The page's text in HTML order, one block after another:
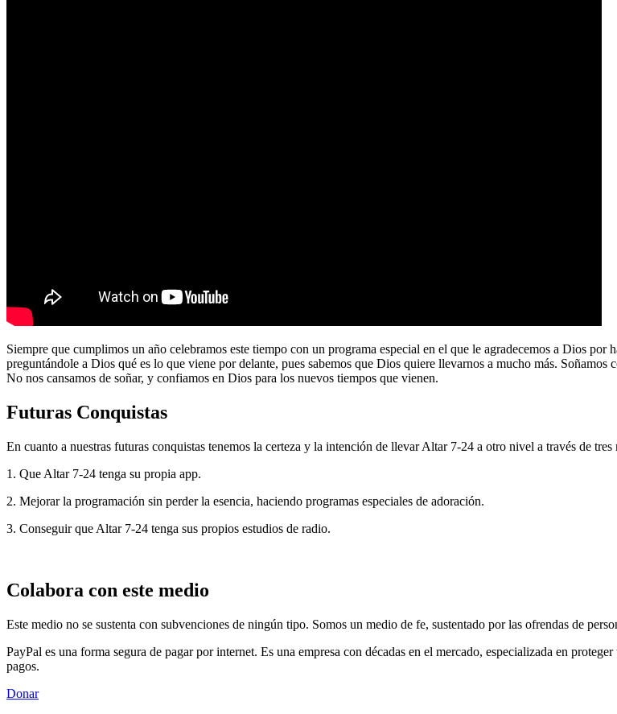
Siempre que cumplimos un año celebramos este tiempo con un programa especial en el que le agradecemos a Dios
preguntándole a Dios qué es lo que viene por delante, pues sabemos que Dios quiere llevarnos a mucho más.
No nos cansamos de soñar, y confiamos en Dios para los nuevos tiempos que vienen.
Futuras Conquistas
En cuanto a nuestras futuras conquistas tenemos la certeza y la intención de llevar Altar 7-24 a otro nivel a través de tres
1. Que Altar 7-24 tenga su propia app.
2. Mejorar la programación sin perder la esencia, haciendo programas especiales de adoración.
3. Conseguir que Altar 7-24 tenga sus propios estudios de radio.
Colabora con este medio
Este medio no se sustenta con subvenciones de ningún tipo. Somos un medio de fe, sustentado por las ofrendas de
PayPal es una forma segura de pagar por internet. Es una empresa con décadas en el mercado, especializada en
pagos.
Donar